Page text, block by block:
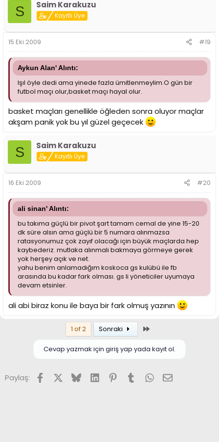
S Saim Karakuzu
Kayıtlı Üye
15 Eki 2009 #19
Aykun Alan' Alıntı:
Işıl öyle dedi ama yinede fazla ümitlenmeylim.O gün bir
futbol maçı olur,basket maçı hayal olur.
basket maçları genellikle öğleden sonra oluyor maçlar
akşam panik yok bu yıl güzel geçecek
S Saim Karakuzu
Kayıtlı Üye
16 Eki 2009 #20
ali sinan' Alıntı:
bu takıma güçlü bir pivot şart tamam cemal de yine 15-20
dk süre alsın ama güçlü bir 5 numara alınmazsa
ratasyonumuz çok zayıf olacağı için büyük maçlarda hep
kaybederiz. mutlaka alınmalı bakmaya görmeye gerek
yok herşey açık ve net.
yahu benim anlamadığım koskoca gs kulübü ile fb
arasında bu kadar fark olması. gs li yöneticiler uyumaya
devam etsinler.
ali abi biraz konu ile baya bir fark olmuş yazının
1 of 2 Sonraki
Cevap yazmak için giriş yap yada kayıt ol.
Paylaş: FacebookX (Twitter)
BlueskyLinkedInPinterest
TumblrWhatsApp
E-posta